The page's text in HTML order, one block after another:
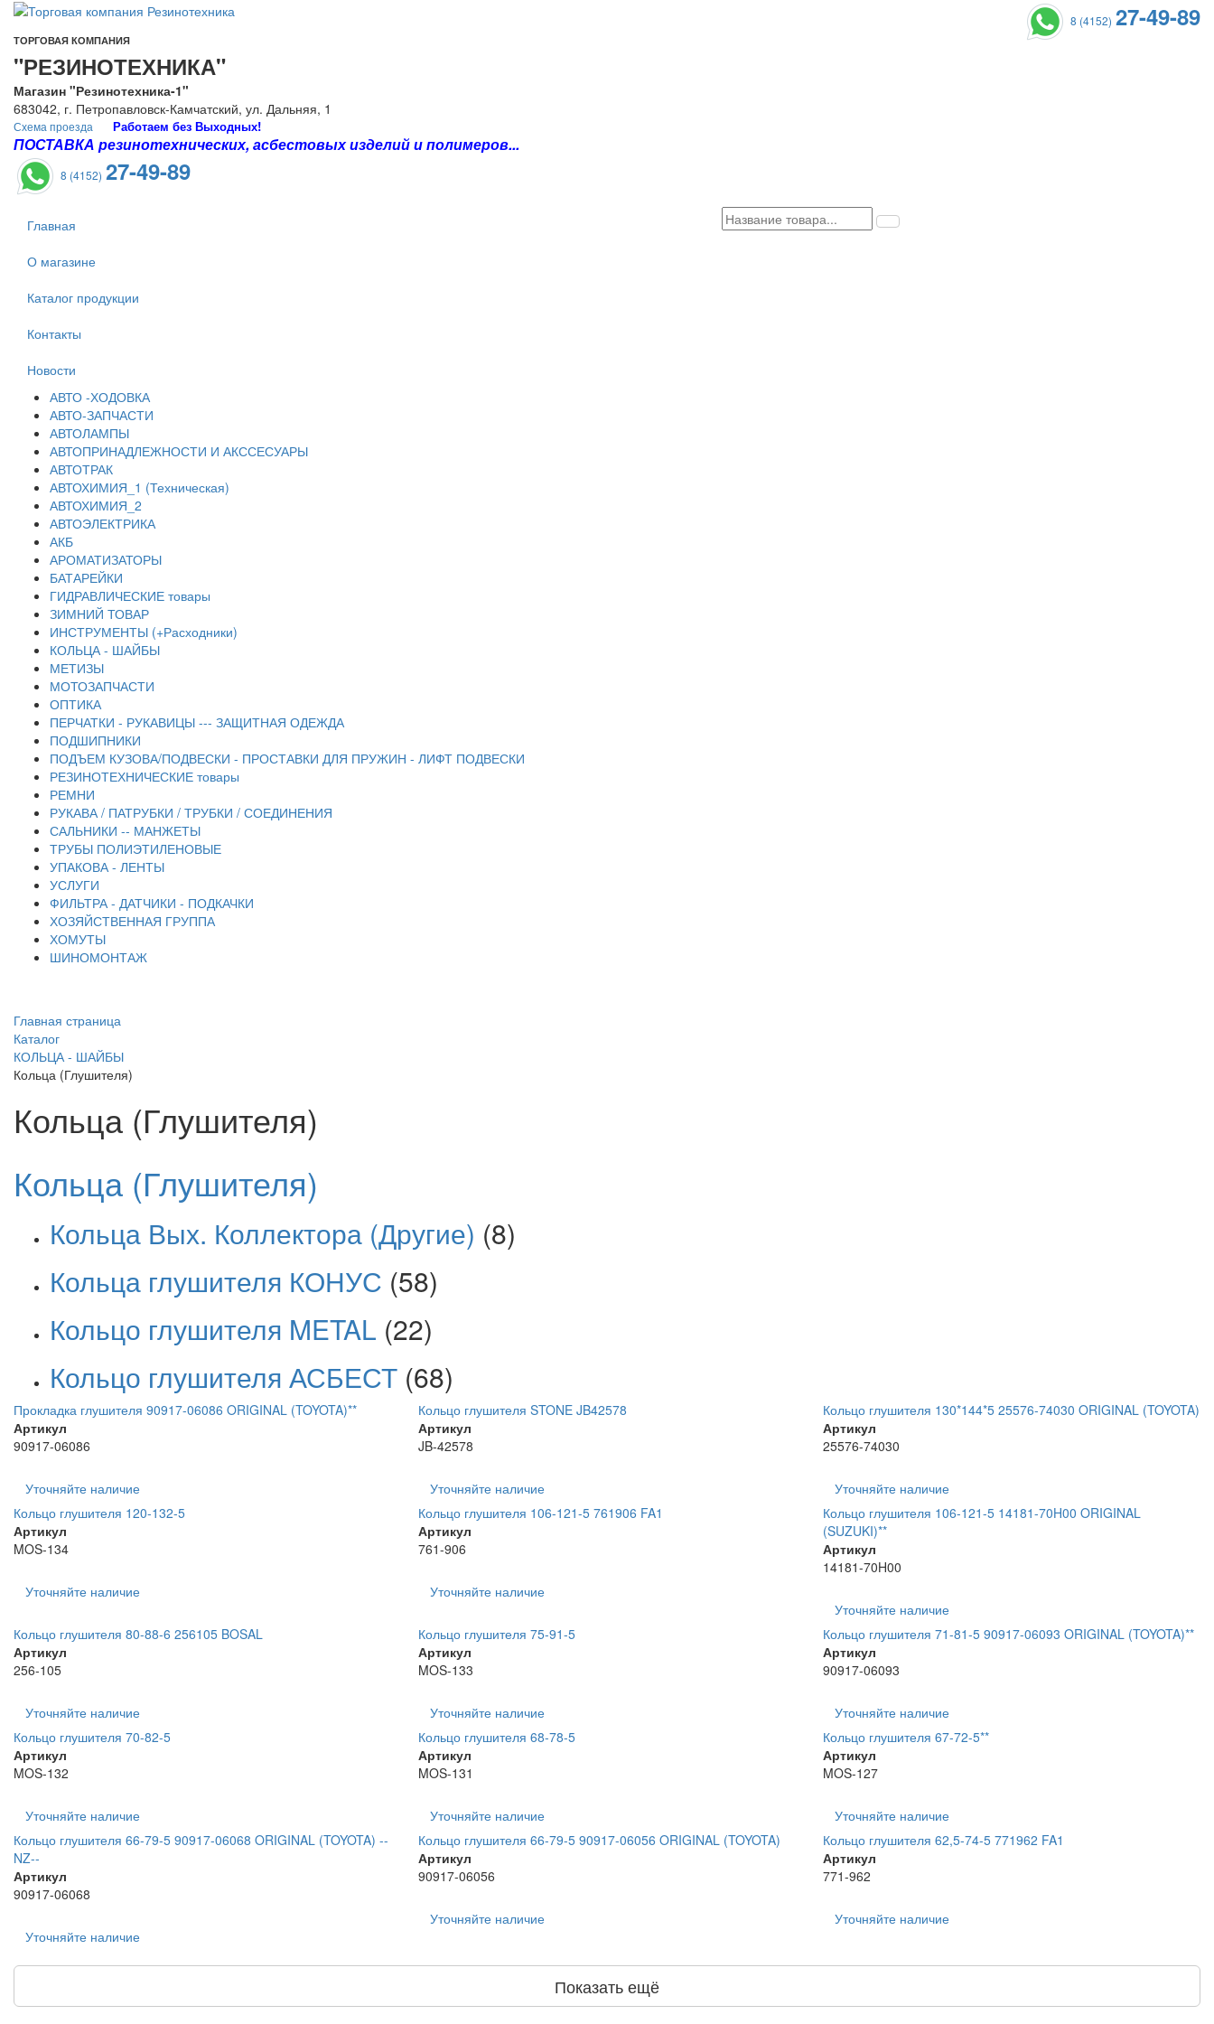
ТОРГОВАЯ КОМПАНИЯ
"РЕЗИНОТЕХНИКА"
Магазин "Резинотехника-1"
683042, г. Петропавловск-Камчатский, ул. Дальняя, 1
Схема проезда Работаем без Выходных!
ПОСТАВКА резинотехнических, асбестовых изделий и полимеров...
8 (4152) 27-49-89
8 (4152) 27-49-89
Главная
О магазине
Каталог продукции
Контакты
Новости
АВТО -ХОДОВКА
АВТО-ЗАПЧАСТИ
АВТОЛАМПЫ
АВТОПРИНАДЛЕЖНОСТИ И АКССЕСУАРЫ
АВТОТРАК
АВТОХИМИЯ_1 (Техническая)
АВТОХИМИЯ_2
АВТОЭЛЕКТРИКА
АКБ
АРОМАТИЗАТОРЫ
БАТАРЕЙКИ
ГИДРАВЛИЧЕСКИЕ товары
ЗИМНИЙ ТОВАР
ИНСТРУМЕНТЫ (+Расходники)
КОЛЬЦА - ШАЙБЫ
МЕТИЗЫ
МОТОЗАПЧАСТИ
ОПТИКА
ПЕРЧАТКИ - РУКАВИЦЫ --- ЗАЩИТНАЯ ОДЕЖДА
ПОДШИПНИКИ
ПОДЪЕМ КУЗОВА/ПОДВЕСКИ - ПРОСТАВКИ ДЛЯ ПРУЖИН - ЛИФТ ПОДВЕСКИ
РЕЗИНОТЕХНИЧЕСКИЕ товары
РЕМНИ
РУКАВА / ПАТРУБКИ / ТРУБКИ / СОЕДИНЕНИЯ
САЛЬНИКИ -- МАНЖЕТЫ
ТРУБЫ ПОЛИЭТИЛЕНОВЫЕ
УПАКОВА - ЛЕНТЫ
УСЛУГИ
ФИЛЬТРА - ДАТЧИКИ - ПОДКАЧКИ
ХОЗЯЙСТВЕННАЯ ГРУППА
ХОМУТЫ
ШИНОМОНТАЖ
Главная страница
Каталог
КОЛЬЦА - ШАЙБЫ
Кольца (Глушителя)
Кольца (Глушителя)
Кольца (Глушителя)
Кольца Вых. Коллектора (Другие) (8)
Кольца глушителя КОНУС (58)
Кольцо глушителя METAL (22)
Кольцо глушителя АСБЕСТ (68)
Прокладка глушителя 90917-06086 ORIGINAL (TOYOTA)**
Артикул
90917-06086
Уточняйте наличие
Кольцо глушителя STONE JB42578
Артикул
JB-42578
Уточняйте наличие
Кольцо глушителя 130*144*5 25576-74030 ORIGINAL (TOYOTA)
Артикул
25576-74030
Уточняйте наличие
Кольцо глушителя 120-132-5
Артикул
MOS-134
Уточняйте наличие
Кольцо глушителя 106-121-5 761906 FA1
Артикул
761-906
Уточняйте наличие
Кольцо глушителя 106-121-5 14181-70H00 ORIGINAL
(SUZUKI)**
Артикул
14181-70H00
Уточняйте наличие
Кольцо глушителя 80-88-6 256105 BOSAL
Артикул
256-105
Уточняйте наличие
Кольцо глушителя 75-91-5
Артикул
MOS-133
Уточняйте наличие
Кольцо глушителя 71-81-5 90917-06093 ORIGINAL (TOYOTA)**
Артикул
90917-06093
Уточняйте наличие
Кольцо глушителя 70-82-5
Артикул
MOS-132
Уточняйте наличие
Кольцо глушителя 68-78-5
Артикул
MOS-131
Уточняйте наличие
Кольцо глушителя 67-72-5**
Артикул
MOS-127
Уточняйте наличие
Кольцо глушителя 66-79-5 90917-06068 ORIGINAL (TOYOTA) --
NZ--
Артикул
90917-06068
Уточняйте наличие
Кольцо глушителя 66-79-5 90917-06056 ORIGINAL (TOYOTA)
Артикул
90917-06056
Уточняйте наличие
Кольцо глушителя 62,5-74-5 771962 FA1
Артикул
771-962
Уточняйте наличие
Показать ещё